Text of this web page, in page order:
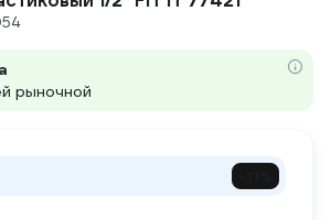
рыночной